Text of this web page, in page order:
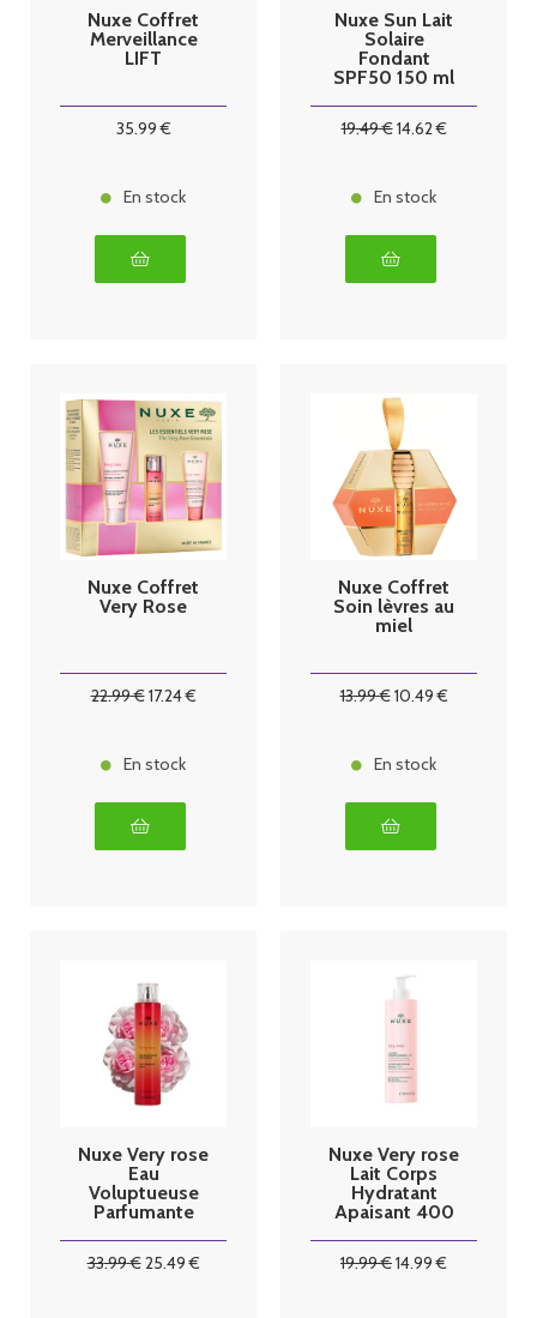
Nuxe Coffret
Merveillance
LIFT
35.99€
En stock
Nuxe Sun Lait
Solaire
Fondant
SPF50 150 ml
100 ml
19.49€14.62€
En stock
Nuxe Coffret
Very Rose
22.99€17.24€
En stock
Nuxe Coffret
Soin lèvres au
miel
13.99€10.49€
En stock
Nuxe Very rose
Eau
Voluptueuse
Parfumante
33.99€25.49€
Nuxe Very rose
Lait Corps
Hydratant
Apaisant 400
19.99€14.99 €